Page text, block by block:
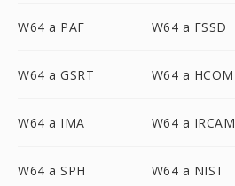
W64 a PAF W64 a FSSD
W64 a GSRT W64 a HCOM
W64 a IMA W64 a IRCAM
W64 a SPH W64 a NIST